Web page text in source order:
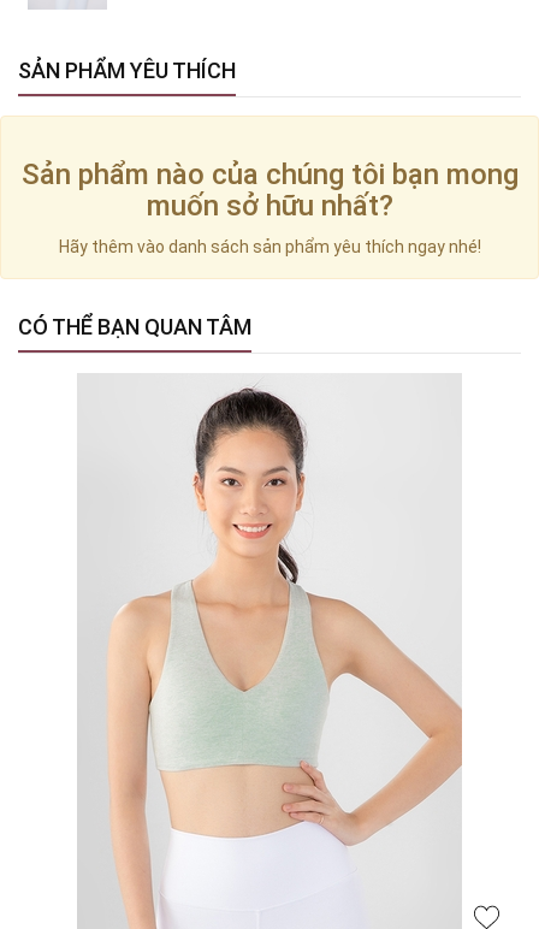
SẢN PHẨM YÊU THÍCH
Sản phẩm nào của chúng tôi bạn mong
muốn sở hữu nhất?
Hãy thêm vào danh sách sản phẩm yêu thích ngay nhé!
CÓ THỂ BẠN QUAN TÂM